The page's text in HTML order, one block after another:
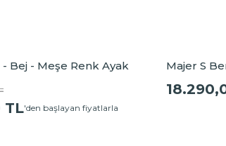
Bej - Meşe Renk Ayak
TL'den başlayan fiyatlarla
Majer S
Ayak